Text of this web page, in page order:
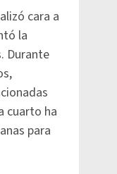
cara a
la
Durante
cuarto ha
para